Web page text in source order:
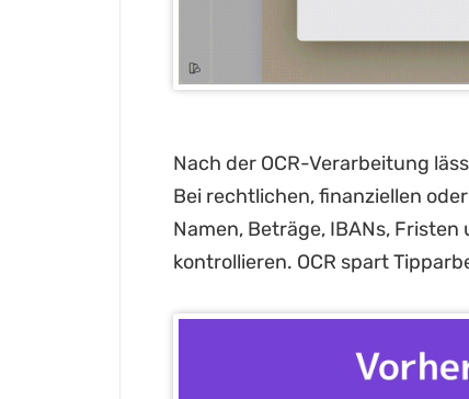
Nach der OCR-Verarbeitung
Bei rechtlichen, finanziellen
Namen, Beträge, IBANs,
kontrollieren. OCR spart